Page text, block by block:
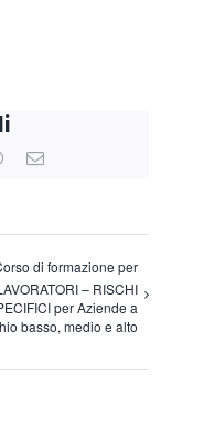
WhatsApp
di formazione per
– RISCHI
per Aziende a
basso, medio e alto